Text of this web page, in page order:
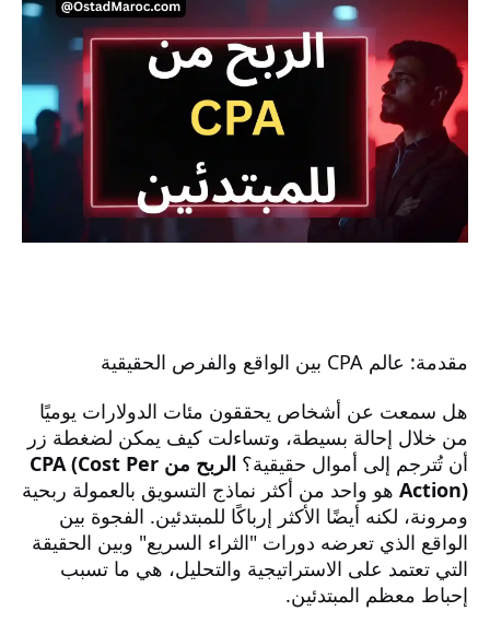
مقدمة: عالم CPA بين الواقع والفرص الحقيقية
هل سمعت عن أشخاص يحققون مئات الدولارات يوميًا
من خلال إحالة بسيطة، وتساءلت كيف يمكن لضغطة زر
أن تُترجم إلى أموال حقيقية؟
الربح من CPA (Cost Per
Action) هو واحد من أكثر نماذج التسويق بالعمولة ربحية
ومرونة، لكنه أيضًا الأكثر إرباكًا للمبتدئين. الفجوة بين
الواقع الذي تعرضه دورات "الثراء السريع" وبين الحقيقة
التي تعتمد على الاستراتيجية والتحليل، هي ما تسبب
إحباط معظم المبتدئين.